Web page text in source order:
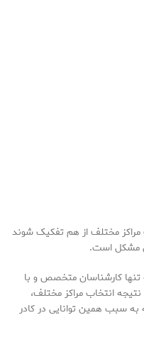
مختلف از هم تفکیک شوند
مشکل است.
کارشناسان متخصص و با
انتخاب مراکز مختلف،
به سبب همین توانایی در کادر